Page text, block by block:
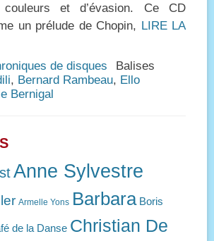
et d’évasion. Ce CD
un prélude de Chopin, LIRE LA
de disques
Balises
, Bernard Rambeau, Ello
Bernigal
Anne Sylvestre
Armelle Yons Barbara Boris
de la Danse Christian De